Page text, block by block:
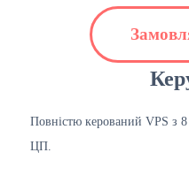
Повністю керований VPS з 8
ЦП.